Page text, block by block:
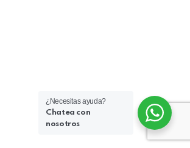
¿Necesitas ayuda?
Chatea con
nosotros